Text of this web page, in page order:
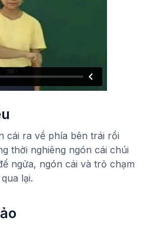
cái ra về phía bên trái rồi
thời nghiêng ngón cái chúi
ngửa, ngón cái và trỏ chạm
lại.